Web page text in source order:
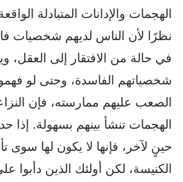
الهجمات والإدانات المتبادلة
نظرًا لأن الناس لديهم شخصيات
في حالة من الافتقار إلى
شخصياتهم الفاسدة، وحتى لو
الصعب عليهم ممارسته، فإن
الهجمات تنشأ بينهم بسهولة.
حينٍ لآخر، فإنها لا يكون لها سوى
الكنيسة، لكن أولئك الذين دأبوا